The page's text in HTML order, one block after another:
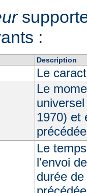
:
Description
Le
Le
1970) et
Le
l'envoi
durée